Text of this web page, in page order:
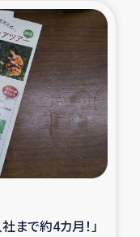
まで約4カ月！」